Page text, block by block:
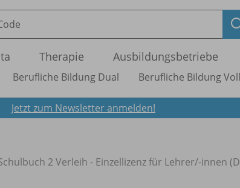
Therapie Ausbildungsbetriebe
Berufliche Bildung Dual Berufliche Bildung
Jetzt zum Newsletter anmelden!
2 Verleih - Einzellizenz für Lehrer/-innen